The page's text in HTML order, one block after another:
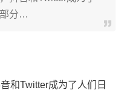
部分…
和Twitter成为了人们日